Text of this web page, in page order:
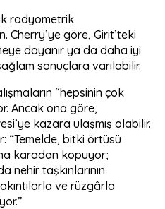
radyometrik
Cherry’ye göre, Girit’teki
dayanır ya da daha iyi
sonuçlara varılabilir.
“hepsinin çok
Ancak ona göre,
kazara ulaşmış olabilir.
“Temelde, bitki örtüsü
karadan kopuyor;
nehir taşkınlarının
ve rüzgârla